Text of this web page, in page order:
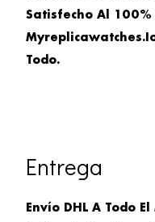
Satisfecho Al 100%
Todo.
Entrega
Envío DHL A Todo